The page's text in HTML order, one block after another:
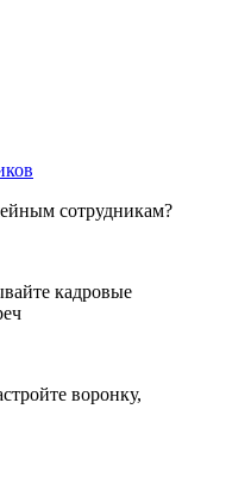
сотрудникам?
кадровые
воронку,